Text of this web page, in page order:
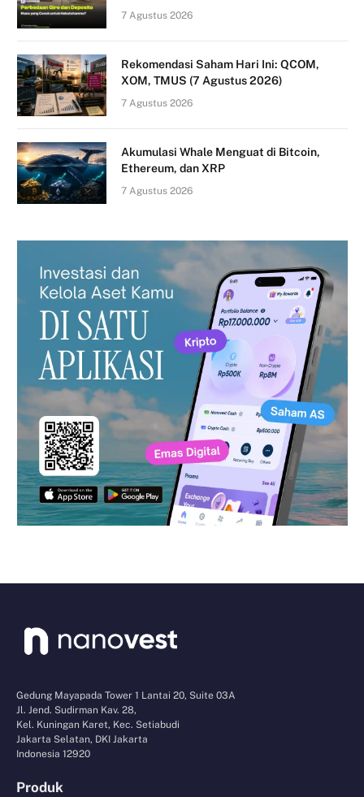
7 Agustus 2026
Rekomendasi Saham Hari Ini: QCOM,
XOM, TMUS (7 Agustus 2026)
7 Agustus 2026
Akumulasi Whale Menguat di Bitcoin,
Ethereum, dan XRP
7 Agustus 2026
Gedung Mayapada Tower 1 Lantai 20, Suite 03A
Jl. Jend. Sudirman Kav. 28,
Kel. Kuningan Karet, Kec. Setiabudi
Jakarta Selatan, DKI Jakarta
Indonesia 12920
Produk